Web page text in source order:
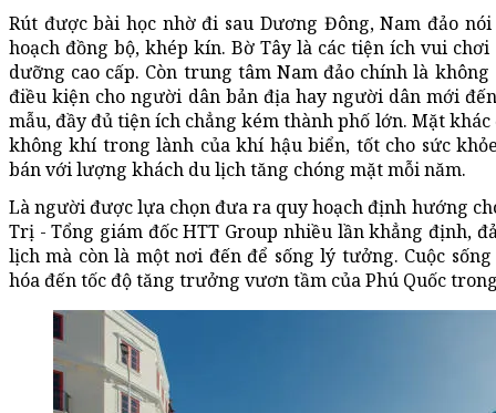
Rút được bài học nhờ đi sau Dương Đông, Nam đảo
hoạch đồng bộ, khép kín. Bờ Tây là các tiện ích vui
dưỡng cao cấp. Còn trung tâm Nam đảo chính là
điều kiện cho người dân bản địa hay người dân mới
mẫu, đầy đủ tiện ích chẳng kém thành phố lớn. Mặt
không khí trong lành của khí hậu biển, tốt cho sức
bán với lượng khách du lịch tăng chóng mặt mỗi năm.
Là người được lựa chọn đưa ra quy hoạch định hướng
Trị - Tổng giám đốc HTT Group nhiều lần khẳng định,
lịch mà còn là một nơi đến để sống lý tưởng. Cuộc
hóa đến tốc độ tăng trưởng vươn tầm của Phú Quốc